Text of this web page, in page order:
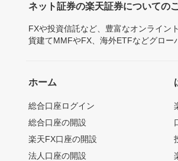
ネット証券の楽天証券についての
FXや投資信託など、豊富なオンライン
貨建てMMFやFX、海外ETFなどグロー
ホーム
総合口座ログイン
総合口座の開設
楽天FX口座の開設
法人口座の開設